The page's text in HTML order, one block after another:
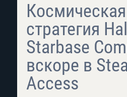
Космическая
стратегия
Starbase
вскоре в
Access